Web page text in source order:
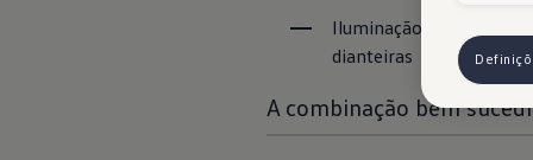
Iluminação ambiente
dianteiras
A combinação bem